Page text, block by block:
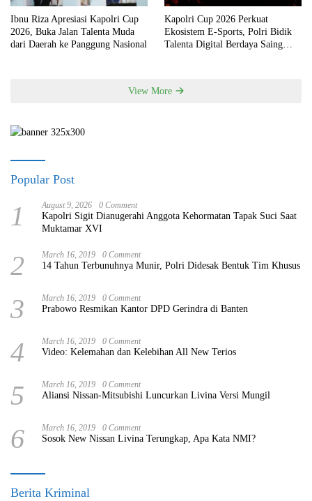
Ibnu Riza Apresiasi Kapolri Cup
2026, Buka Jalan Talenta Muda
dari Daerah ke Panggung Nasional
Kapolri Cup 2026 Perkuat
Ekosistem E-Sports, Polri Bidik
Talenta Digital Berdaya Saing
View More
Popular Post
1 August 9, 2026 0 Comment
Kapolri Sigit Dianugerahi Anggota Kehormatan Tapak Suci Saat
Muktamar XVI
2 March 16, 2019 0 Comment
14 Tahun Terbunuhnya Munir, Polri Didesak Bentuk Tim Khusus
3 March 16, 2019 0 Comment
Prabowo Resmikan Kantor DPD Gerindra di Banten
4 March 16, 2019 0 Comment
Video: Kelemahan dan Kelebihan All New Terios
5 March 16, 2019 0 Comment
Aliansi Nissan-Mitsubishi Luncurkan Livina Versi Mungil
6 March 16, 2019 0 Comment
Sosok New Nissan Livina Terungkap, Apa Kata NMI?
Berita Kriminal